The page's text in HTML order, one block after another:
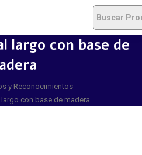
largo con base de
y Reconocimientos
con base de madera